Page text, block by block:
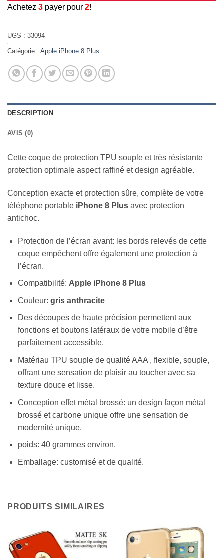
Achetez 3 payer pour 2!
UGS : 33094
Catégorie : Apple iPhone 8 Plus
DESCRIPTION
AVIS (0)
Cette coque de protection TPU souple et très résistante
protection optimale aspect raffiné et design agréable.
Conception exacte et protection sûre, complète de votre
téléphone portable iPhone 8 Plus avec protection
antichoc.
Protection de l’écran avant: les bords relevés de cette
coque empêchent offre également une protection à
l’écran.
Compatibilité: Apple iPhone 8 Plus
Couleur: gris anthracite
Des découpes de haute précision permettent aux
fonctions et boutons latéraux de votre mobile d’être
parfaitement accessible.
Matériau TPU souple de qualité AAA , flexible, souple,
offrant une sensation de plaisir au toucher avec sa
texture douce et lisse.
Conception effet métal brossé: un design façon métal
brossé et carbone unique offre une sensation de
modernité unique.
poids: 40 grammes environ.
Emballage: customisé et de qualité.
PRODUITS SIMILAIRES